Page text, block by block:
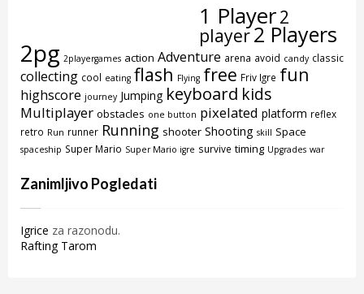
1 Player2
player2 Players
2pg 2playergames action Adventure arena avoid candy classic
collecting cool eating flash Flying free Friv Igre fun
highscore journey Jumping keyboard kids
Multiplayer obstacles one button pixelated platform reflex
retro Run runner Running shooter Shooting skill Space
spaceship Super Mario Super Mario igre survive timing Upgrades war
Zanimljivo Pogledati
Igrice za razonodu.
Rafting Tarom